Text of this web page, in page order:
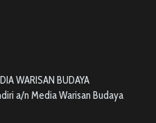
WARISAN BUDAYA
a/n Media Warisan Budaya